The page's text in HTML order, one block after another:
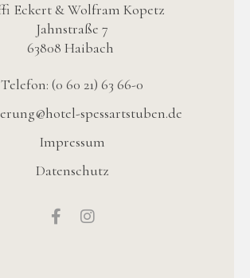
Eckert & Wolfram Kopetz
Jahnstraße 7
63808 Haibach
Telefon: (0 60 21) 63 66-0
spessartstuben.de
Impressum
Datenschutz